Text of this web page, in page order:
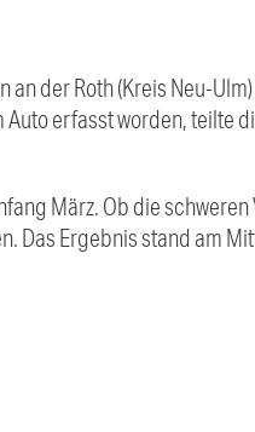
der Roth (Kreis Neu-
erfasst worden, teilte
März. Ob die
Das Ergebnis stand am